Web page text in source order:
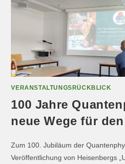
VERANSTALTUNGSRÜCKBLICK
100 Jahre
neue Wege für
Zum 100. Jubiläum der
Veröffentlichung von Heisenbergs